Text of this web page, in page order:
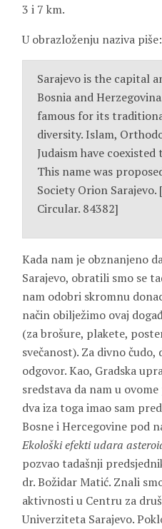
3 i 7 km.
U obrazloženju naziva piše:
Sarajevo is the capital
Bosnia and
famous for its
diversity. Islam,
Judaism have
This name was
Society Orion
Circular. 84382]
Kada nam je obznanjeno
Sarajevo, obratili smo se
nam odobri skromnu
način obilježimo ovaj
(za brošure, plakete,
svečanost). Za divno
odgovor. Kao, Gradska
sredstava da nam u
dva iza toga imao sam
Bosne i Hercegovine pod
Ekološki efekti udara
pozvao tadašnji
dr. Božidar Matić. Znali
aktivnosti u Centru za
Univerziteta Sarajevo.